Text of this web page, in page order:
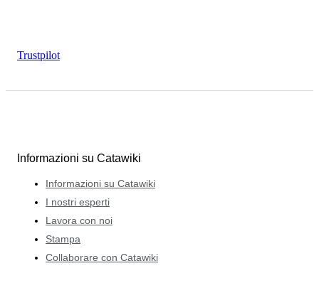
Trustpilot
Informazioni su Catawiki
Informazioni su Catawiki
I nostri esperti
Lavora con noi
Stampa
Collaborare con Catawiki